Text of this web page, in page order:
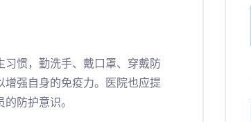
惯，勤洗手、戴口罩、穿戴防
强自身的免疫力。医院也应提
防护意识。